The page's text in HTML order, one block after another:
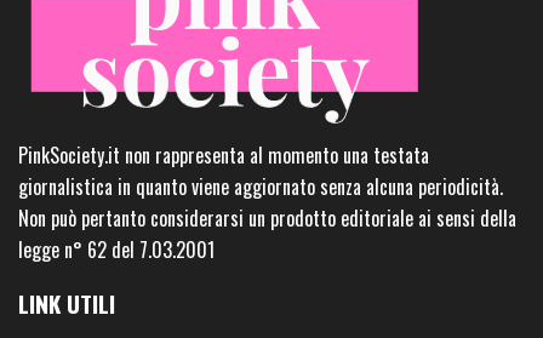
PinkSociety.it non rappresenta al momento una testata
giornalistica in quanto viene aggiornato senza alcuna periodicità.
Non può pertanto considerarsi un prodotto editoriale ai sensi della
legge n° 62 del 7.03.2001
LINK UTILI